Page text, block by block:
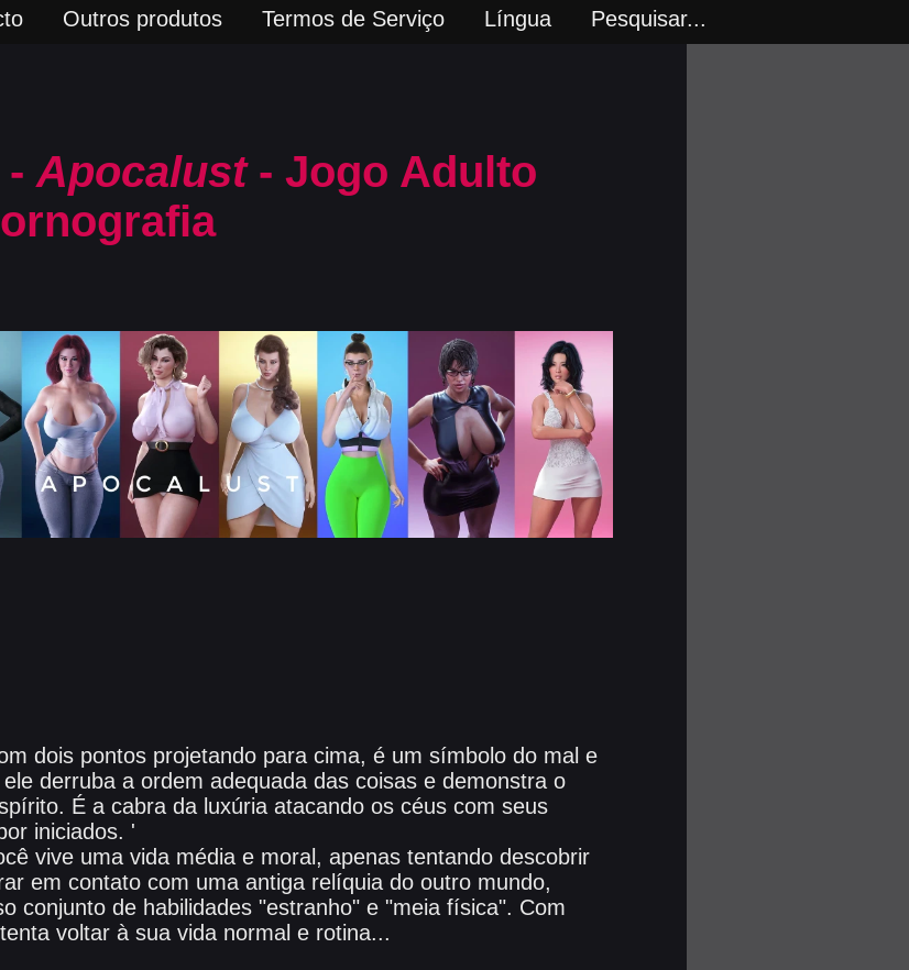
Outros produtos Termos de Serviço Língua Pesquisar...
Apocalust- Jogo Adulto
dois pontos projetando para cima, é um símbolo do mal e
derruba a ordem adequada das coisas e demonstra o
É a cabra da luxúria atacando os céus com seus
iniciados. '
vive uma vida média e moral, apenas tentando descobrir
em contato com uma antiga relíquia do outro mundo,
conjunto de habilidades "estranho" e "meia física". Com
voltar à sua vida normal e rotina...